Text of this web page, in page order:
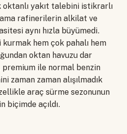
oktanlı yakıt talebini istikrarlı
rafinerilerin alkilat ve
aynı hızla büyümedi.
hem çok pahalı hem
oktan havuzu dar
premium ile normal benzin
zaman zaman alışılmadık
araç sürme sezonunun
biçimde açıldı.